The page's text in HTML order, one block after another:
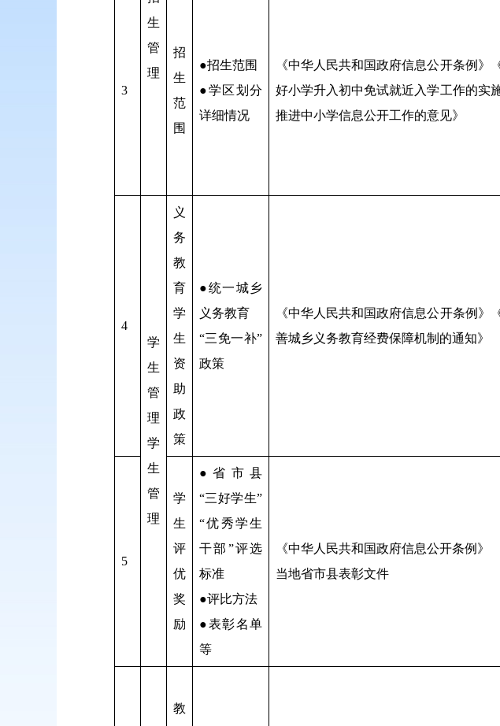
生
管
理
3
招
生
范
围
●招生范围
●学区划分
详细情况
《中华人民共和国政府信息公开条例》
好小学升入初中免试就近入学工作的实
推进中小学信息公开工作的意见》
4
学
生
管
理
学
生
管
理
义
务
教
育
学
生
资
助
政
策
●统一城乡
义务教育
“三免一补”
政策
《中华人民共和国政府信息公开条例》
善城乡义务教育经费保障机制的通知》
5
学
生
评
优
奖
励
●省市县
“三好学生”
“优秀学生
干部”评选
标准
●评比方法
●表彰名单
等
《中华人民共和国政府信息公开条例》
当地省市县表彰文件
教